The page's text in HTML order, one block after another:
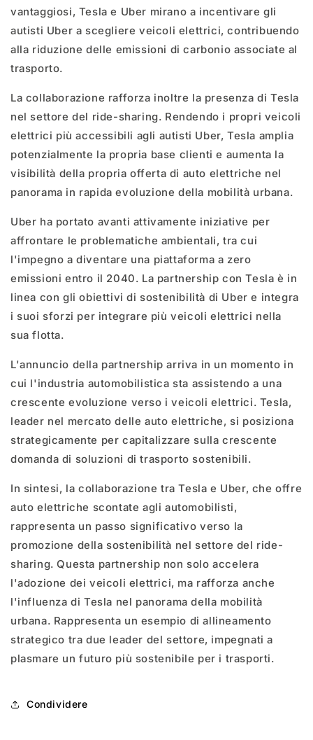
vantaggiosi, Tesla e Uber mirano a incentivare gli
autisti Uber a scegliere veicoli elettrici, contribuendo
alla riduzione delle emissioni di carbonio associate al
trasporto.
La collaborazione rafforza inoltre la presenza di Tesla
nel settore del ride-sharing. Rendendo i propri veicoli
elettrici più accessibili agli autisti Uber, Tesla amplia
potenzialmente la propria base clienti e aumenta la
visibilità della propria offerta di auto elettriche nel
panorama in rapida evoluzione della mobilità urbana.
Uber ha portato avanti attivamente iniziative per
affrontare le problematiche ambientali, tra cui
l'impegno a diventare una piattaforma a zero
emissioni entro il 2040. La partnership con Tesla è in
linea con gli obiettivi di sostenibilità di Uber e integra
i suoi sforzi per integrare più veicoli elettrici nella
sua flotta.
L'annuncio della partnership arriva in un momento in
cui l'industria automobilistica sta assistendo a una
crescente evoluzione verso i veicoli elettrici. Tesla,
leader nel mercato delle auto elettriche, si posiziona
strategicamente per capitalizzare sulla crescente
domanda di soluzioni di trasporto sostenibili.
In sintesi, la collaborazione tra Tesla e Uber, che offre
auto elettriche scontate agli automobilisti,
rappresenta un passo significativo verso la
promozione della sostenibilità nel settore del ride-
sharing. Questa partnership non solo accelera
l'adozione dei veicoli elettrici, ma rafforza anche
l'influenza di Tesla nel panorama della mobilità
urbana. Rappresenta un esempio di allineamento
strategico tra due leader del settore, impegnati a
plasmare un futuro più sostenibile per i trasporti.
Condividere